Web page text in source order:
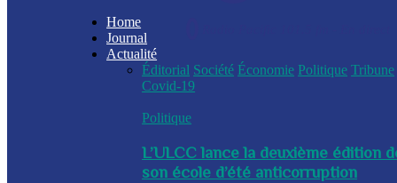
Home
Journal
Actualité
Éditorial Société Économie Politique Tribune
Covid-19
Politique
L’ULCC lance la deuxième édition
son école d’été anticorruption